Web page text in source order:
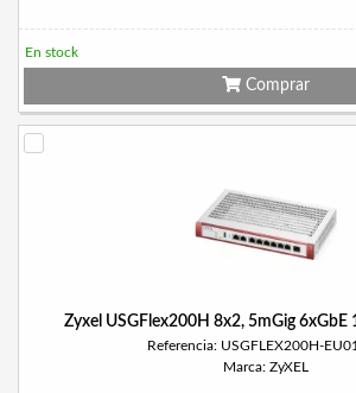
En stock
Comprar
Zyxel USGFlex200H 8x2, 5mGig 6xGbE
Referencia: USGFLEX200H-
Marca: ZyXEL